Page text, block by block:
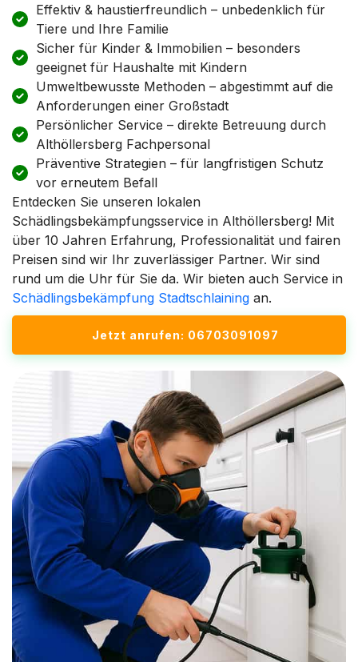
Effektiv & haustierfreundlich – unbedenklich für
Tiere und Ihre Familie
Sicher für Kinder & Immobilien – besonders
geeignet für Haushalte mit Kindern
Umweltbewusste Methoden – abgestimmt auf die
Anforderungen einer Großstadt
Persönlicher Service – direkte Betreuung durch
Althöllersberg Fachpersonal
Präventive Strategien – für langfristigen Schutz
vor erneutem Befall
Entdecken Sie unseren lokalen
Schädlingsbekämpfungsservice in Althöllersberg! Mit
über 10 Jahren Erfahrung, Professionalität und fairen
Preisen sind wir Ihr zuverlässiger Partner. Wir sind
rund um die Uhr für Sie da. Wir bieten auch Service in
Schädlingsbekämpfung Stadtschlaining an.
Jetzt anrufen: 06703091097